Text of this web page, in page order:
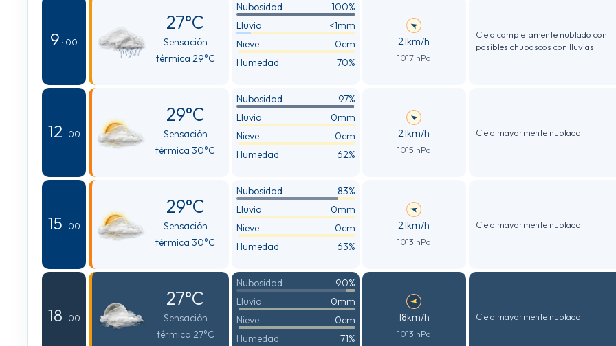
9 : 00
27°C
Sensación
térmica 29°C
Nubosidad
100%
Lluvia
<1mm
Nieve
0cm
Humedad
70%
21km/h
1017 hPa
Cielo completamente nublado con
posibles chubascos con lluvias
12 : 00
29°C
Sensación
térmica 30°C
Nubosidad
97%
Lluvia
0mm
Nieve
0cm
Humedad
62%
21km/h
1015 hPa
Cielo mayormente nublado
15 : 00
29°C
Sensación
térmica 30°C
Nubosidad
83%
Lluvia
0mm
Nieve
0cm
Humedad
63%
21km/h
1013 hPa
Cielo mayormente nublado
18 : 00
27°C
Sensación
térmica 27°C
Nubosidad
90%
Lluvia
0mm
Nieve
0cm
Humedad
71%
18km/h
1013 hPa
Cielo mayormente nublado